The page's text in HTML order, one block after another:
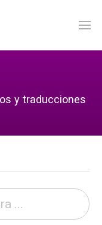
y traducciones